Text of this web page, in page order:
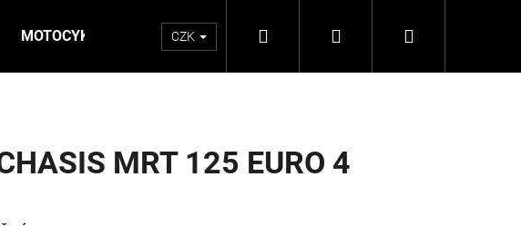
MOTOCYKLY CZK Hledat PřihlášeníNákupní
MRT 125 EURO 4